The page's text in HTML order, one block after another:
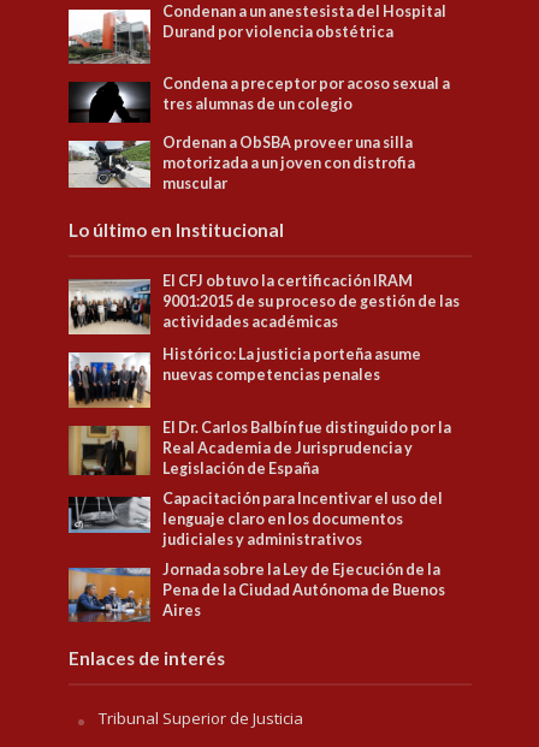
Condenan a un anestesista del Hospital
Durand por violencia obstétrica
Condena a preceptor por acoso sexual a
tres alumnas de un colegio
Ordenan a ObSBA proveer una silla
motorizada a un joven con distrofia
muscular
Lo último en Institucional
El CFJ obtuvo la certificación IRAM
9001:2015 de su proceso de gestión de las
actividades académicas
Histórico: La justicia porteña asume
nuevas competencias penales
El Dr. Carlos Balbín fue distinguido por la
Real Academia de Jurisprudencia y
Legislación de España
Capacitación para Incentivar el uso del
lenguaje claro en los documentos
judiciales y administrativos
Jornada sobre la Ley de Ejecución de la
Pena de la Ciudad Autónoma de Buenos
Aires
Enlaces de interés
Tribunal Superior de Justicia